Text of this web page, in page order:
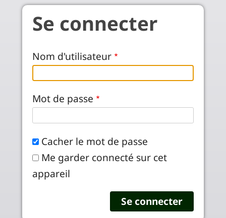
Aller au contenu principal
Se connecter
Nom d'utilisateur
Mot de passe
Cacher le mot de passe
Me garder connecté sur cet
appareil